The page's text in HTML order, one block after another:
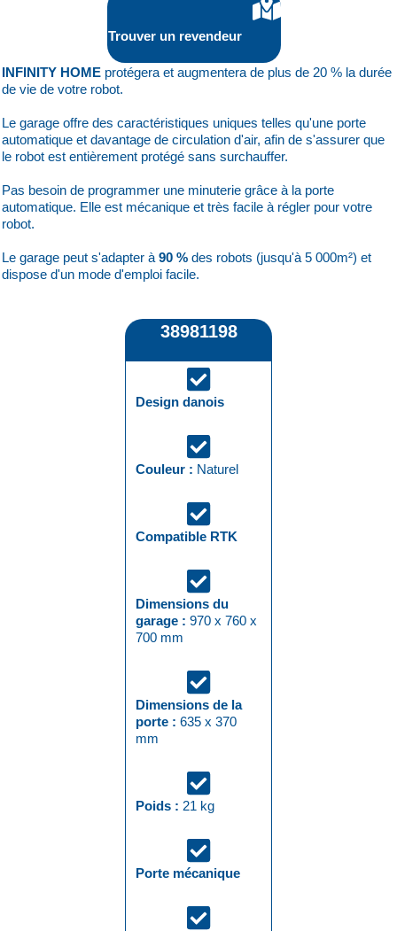
Trouver un revendeur
INFINITY HOME protégera et augmentera de plus de 20 % la durée
de vie de votre robot.
Le garage offre des caractéristiques uniques telles qu'une porte
automatique et davantage de circulation d'air, afin de s'assurer que
le robot est entièrement protégé sans surchauffer.
Pas besoin de programmer une minuterie grâce à la porte
automatique. Elle est mécanique et très facile à régler pour votre
robot.
Le garage peut s'adapter à 90 % des robots (jusqu'à 5 000m²) et
dispose d'un mode d'emploi facile.
38981198
Design danois
Couleur : Naturel
Compatible RTK
Dimensions du
garage : 970 x 760 x
700 mm
Dimensions de la
porte : 635 x 370
mm
Poids : 21 kg
Porte mécanique